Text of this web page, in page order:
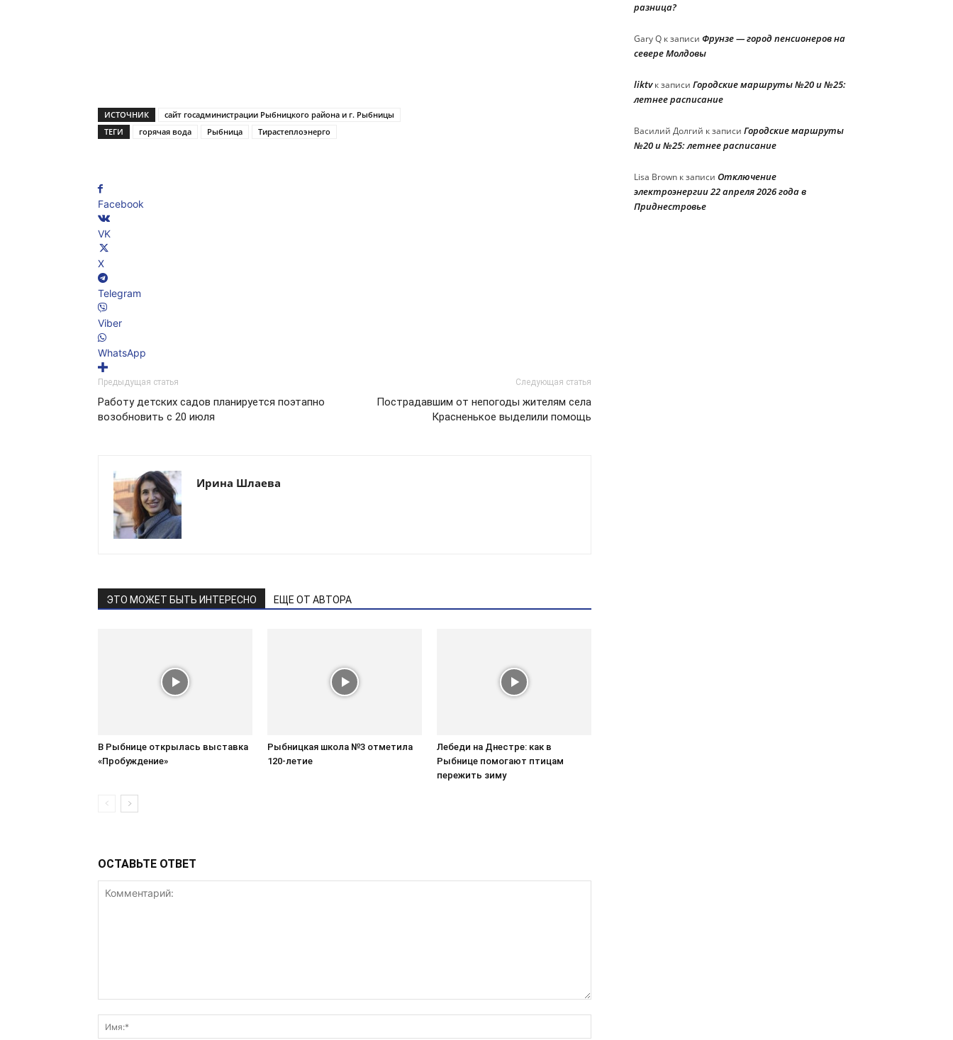
ИСТОЧНИК
сайт госадминистрации Рыбницкого района и г. Рыбницы
ТЕГИ
горячая вода Рыбница Тирастеплоэнерго
Facebook
VK
X
Telegram
Viber
WhatsApp
Предыдущая статья
Работу детских садов планируется поэтапно
возобновить с 20 июля
Следующая статья
Пострадавшим от непогоды жителям села
Красненькое выделили помощь
Ирина Шлаева
ЭТО МОЖЕТ БЫТЬ ИНТЕРЕСНО ЕЩЕ ОТ АВТОРА
В Рыбнице открылась выставка
«Пробуждение»
Рыбницкая школа №3 отметила
120-летие
Лебеди на Днестре: как в
Рыбнице помогают птицам
пережить зиму
ОСТАВЬТЕ ОТВЕТ
разница?
Gary Q к записи Фрунзе — город пенсионеров на
севере Молдовы
liktvк записи Городские маршруты №20 и №25:
летнее расписание
Василий Долгий к записи Городские маршруты
№20 и №25: летнее расписание
Lisa Brown к записи Отключение
электроэнергии 22 апреля 2026 года в
Приднестровье